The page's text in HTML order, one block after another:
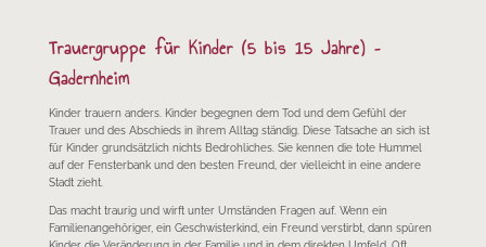
Trauergruppe für Kinder (5 bis 15 Jahre) –
Gadernheim
Kinder trauern anders. Kinder begegnen dem Tod und dem Gefühl der
Trauer und des Abschieds in ihrem Alltag ständig. Diese Tatsache an sich ist
für Kinder grundsätzlich nichts Bedrohliches. Sie kennen die tote Hummel
auf der Fensterbank und den besten Freund, der vielleicht in eine andere
Stadt zieht.
Das macht traurig und wirft unter Umständen Fragen auf. Wenn ein
Familienangehöriger, ein Geschwisterkind, ein Freund verstirbt, dann spüren